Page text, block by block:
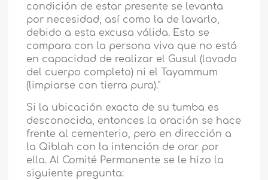
condición de estar presente se levanta
por necesidad, así como la de lavarlo,
debido a esta excusa válida. Esto se
compara con la persona viva que no está
en capacidad de realizar el Gusul (lavado
del cuerpo completo) ni el Tayammum
(limpiarse con tierra pura)."
Si la ubicación exacta de su tumba es
desconocida, entonces la oración se hace
frente al cementerio, pero en dirección a
la Qiblah con la intención de orar por
ella. Al Comité Permanente se le hizo la
siguiente pregunta: